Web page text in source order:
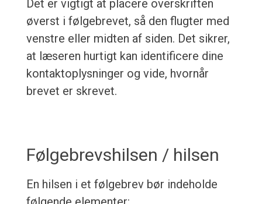
Det er vigtigt at placere overskriften
øverst i følgebrevet, så den flugter med
venstre eller midten af siden. Det sikrer,
at læseren hurtigt kan identificere dine
kontaktoplysninger og vide, hvornår
brevet er skrevet.
Følgebrevshilsen / hilsen
En hilsen i et følgebrev bør indeholde